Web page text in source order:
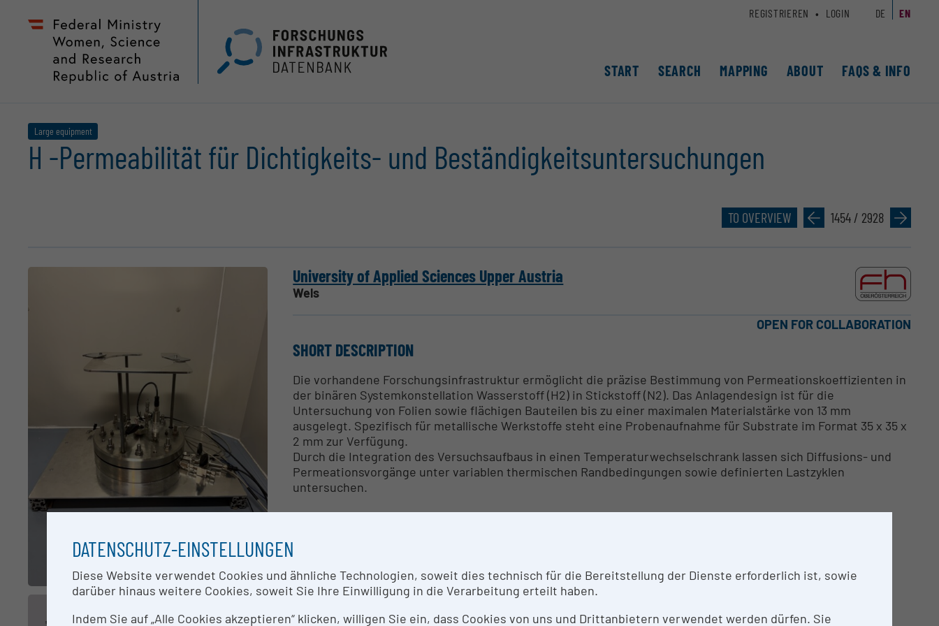
Zum
Seiteninhalt
Accesskey
Hauptnavigation
Accesskey
START SEARCH MAPPING ABOUT FAQS & INFO
REGISTRIEREN LOGIN DE EN
Large equipment
H -Permeabilität für Dichtigkeits- und Beständigkeitsuntersuchungen
TO OVERVIEW » 1454 / 2928 »
University of Applied Sciences Upper Austria
Wels
OPEN FOR COLLABORATION
SHORT DESCRIPTION
Die vorhandene Forschungsinfrastruktur ermöglicht die präzise Bestimmung von Permeationskoeffizienten in
der binären Systemkonstellation Wasserstoff (H2) in Stickstoff (N2). Das Anlagendesign ist für die
Untersuchung von Folien sowie flächigen Bauteilen bis zu einer maximalen Materialstärke von 13 mm
ausgelegt. Spezifisch für metallische Werkstoffe steht eine Probenaufnahme für Substrate im Format 35 x 35 x
2 mm zur Verfügung.
Durch die Integration des Versuchsaufbaus in einen Temperaturwechselschrank lassen sich Diffusions- und
Permeationsvorgänge unter variablen thermischen Randbedingungen sowie definierten Lastzyklen
untersuchen.
RESEARCH SERVICES
DATENSCHUTZ-EINSTELLUNGEN
Diese Website verwendet Cookies und ähnliche Technologien, soweit dies technisch für die Bereitstellung der Dienste erforderlich ist, sowie
darüber hinaus weitere Cookies, soweit Sie Ihre Einwilligung in die Verarbeitung erteilt haben.
Indem Sie auf „Alle Cookies akzeptieren“ klicken, willigen Sie ein, dass Cookies von uns und Drittanbietern verwendet werden dürfen. Sie